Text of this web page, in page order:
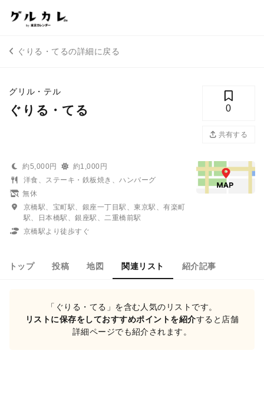
ぐりる・てるの詳細に戻る
グリル・テル
ぐりる・てる 0
共有する
約5,000円
約1,000円
洋食、ステーキ・鉄板焼き、ハンバーグ
無休
京橋駅、宝町駅、銀座一丁目駅、東京駅、有楽町
駅、日本橋駅、銀座駅、二重橋前駅
京橋駅より徒歩すぐ
トップ 投稿 地図 関連リスト 紹介記事
「ぐりる・てる」を含む人気のリストです。
リストに保存をしておすすめポイントを紹介すると店舗
詳細ページでも紹介されます。